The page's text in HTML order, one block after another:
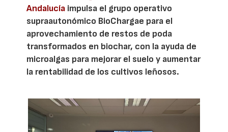
Andalucía impulsa el grupo operativo
supraautonómico BioChargae para el
aprovechamiento de restos de poda
transformados en biochar, con la ayuda de
microalgas para mejorar el suelo y aumentar
la rentabilidad de los cultivos leñosos.